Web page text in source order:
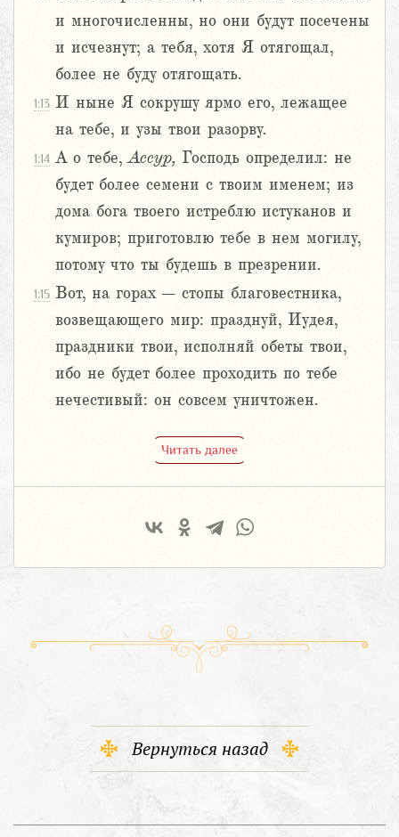
и многочисленны, но они будут посечены
и исчезнут; а тебя, хотя Я отягощал,
более не буду отягощать.
1:13 И ныне Я сокрушу ярмо его, лежащее
на тебе, и узы твои разорву.
1:14 А о тебе,Ассур, Господь определил: не
будет более семени с твоим именем; из
дома бога твоего истреблю истуканов и
кумиров; приготовлю тебе в нем могилу,
потому что ты будешь в презрении.
1:15 Вот, на горах – стопы благовестника,
возвещающего мир: празднуй, Иудея,
праздники твои, исполняй обеты твои,
ибо не будет более проходить по тебе
нечестивый: он совсем уничтожен.
Читать далее
Вернуться назад